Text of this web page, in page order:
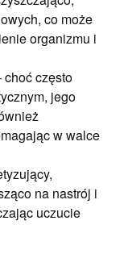
co może
organizmu i
choć często
jego
w walce
na nastrój i
uczucie